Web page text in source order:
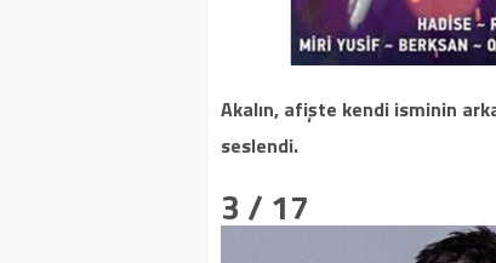
Akalın, afişte kendi isminin
seslendi.
3 / 17